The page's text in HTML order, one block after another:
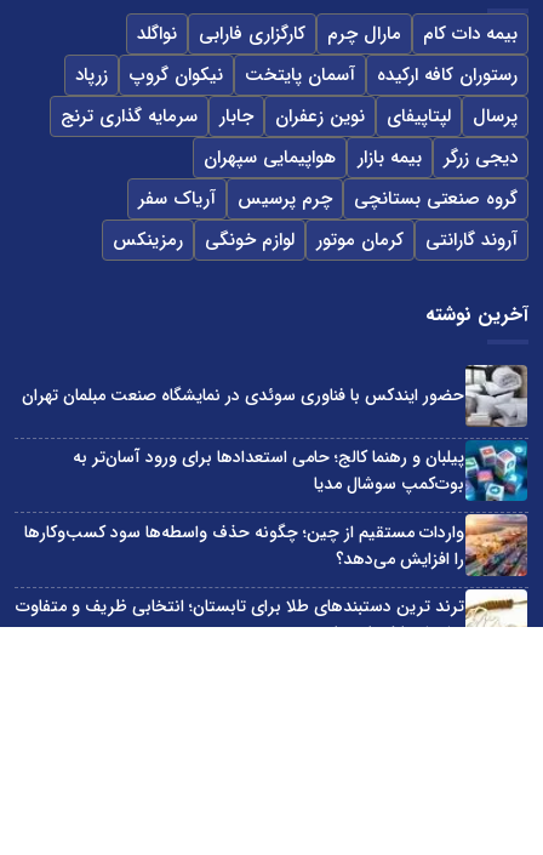
بیمه دات کام مارال چرم کارگزاری فارابی
نواگلد
رستوران کافه ارکیده
آسمان پایتخت نیکوان گروپ
زرپاد
پرسال
لپتاپیفای نوین زعفران جابار
سرمایه گذاری ترنج
دیجی زرگر
بیمه بازار
هواپیمایی سپهران
گروه صنعتی بستانچی
چرم پرسیس
آریاک سفر
آروند گارانتی
کرمان موتور لوازم خونگی رمزینکس
آخرین نوشته
حضور ایندکس با فناوری سوئدی در نمایشگاه صنعت مبلمان تهران
پیلبان و رهنما کالج؛ حامی استعدادها برای ورود آسان‌تر به
بوت‌کمپ سوشال مدیا
واردات مستقیم از چین؛ چگونه حذف واسطه‌ها سود کسب‌وکارها
را افزایش می‌دهد؟
ترند ترین دستبندهای طلا برای تابستان؛ انتخابی ظریف و متفاوت
برای استایل‌های خاص